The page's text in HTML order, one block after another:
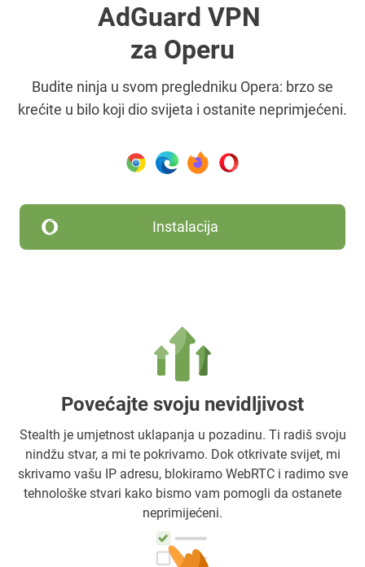
AdGuard VPN
za Operu
Budite ninja u svom pregledniku Opera: brzo se
krećite u bilo koji dio svijeta i ostanite neprimjećeni.
Instalacija
Povećajte svoju nevidljivost
Stealth je umjetnost uklapanja u pozadinu. Ti radiš svoju
nindžu stvar, a mi te pokrivamo. Dok otkrivate svijet, mi
skrivamo vašu IP adresu, blokiramo WebRTC i radimo sve
tehnološke stvari kako bismo vam pomogli da ostanete
neprimijećeni.